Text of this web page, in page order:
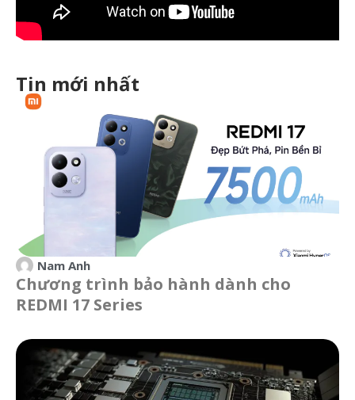
Tin mới nhất
Nam Anh
Chương trình bảo hành dành cho
REDMI 17 Series